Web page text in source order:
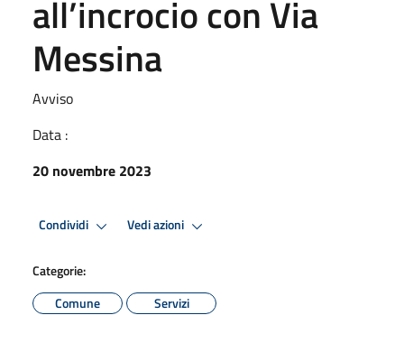
all’incrocio con Via
Messina
Avviso
Data :
20 novembre 2023
Condividi Vedi azioni
Categorie:
Comune
Servizi